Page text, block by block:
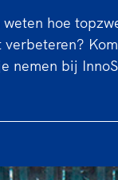
hoe
nemen bij